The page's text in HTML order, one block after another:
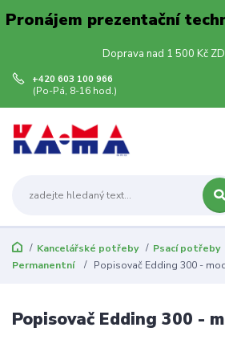
Pronájem prezentační
Doprava nad 1 500 Kč
+420 603 100 966
(Po-Pá, 8-16 hod.)
Kancelářské potřeby Psací potřeby
Permanentní
Popisovač Edding 300 -
Popisovač Edding 300 -